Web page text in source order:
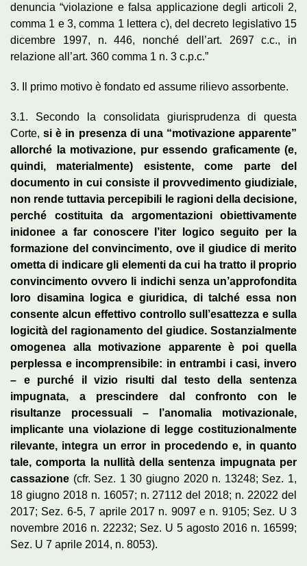
denuncia “violazione e falsa applicazione degli articoli 2,
comma 1 e 3, comma 1 lettera c), del decreto legislativo 15
dicembre 1997, n. 446, nonché dell’art. 2697 c.c., in
relazione all’art. 360 comma 1 n. 3 c.p.c.”
3. Il primo motivo è fondato ed assume rilievo assorbente.
3.1. Secondo la consolidata giurisprudenza di questa
Corte,si è in presenza di una “motivazione apparente”
allorché la motivazione, pur essendo graficamente (e,
quindi, materialmente) esistente, come parte del
documento in cui consiste il provvedimento giudiziale,
non rende tuttavia percepibili le ragioni della decisione,
perché costituita da argomentazioni obiettivamente
inidonee a far conoscere l’iter logico seguito per la
formazione del convincimento, ove il giudice di merito
ometta di indicare gli elementi da cui ha tratto il proprio
convincimento ovvero li indichi senza un’approfondita
loro disamina logica e giuridica, di talché essa non
consente alcun effettivo controllo sull’esattezza e sulla
logicità del ragionamento del giudice. Sostanzialmente
omogenea alla motivazione apparente è poi quella
perplessa e incomprensibile: in entrambi i casi, invero
– e purché il vizio risulti dal testo della sentenza
impugnata, a prescindere dal confronto con le
risultanze processuali – l’anomalia motivazionale,
implicante una violazione di legge costituzionalmente
rilevante, integra un error in procedendo e, in quanto
tale, comporta la nullità della sentenza impugnata per
cassazione (cfr. Sez. 1 30 giugno 2020 n. 13248; Sez. 1,
18 giugno 2018 n. 16057; n. 27112 del 2018; n. 22022 del
2017; Sez. 6-5, 7 aprile 2017 n. 9097 e n. 9105; Sez. U 3
novembre 2016 n. 22232; Sez. U 5 agosto 2016 n. 16599;
Sez. U 7 aprile 2014, n. 8053).